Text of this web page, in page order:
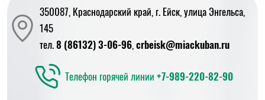
350087, Краснодарский край, г. Ейск, улица Энгельса,
145
тел.8 (86132) 3-06-96,crbeisk@miackuban.ru
Телефон горячей линии +7-989-220-82-90